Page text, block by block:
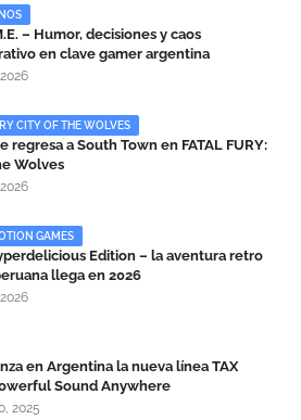
– Humor, decisiones y caos
en clave gamer argentina
CITY OF THE WOLVES
regresa a South Town en FATAL FURY:
Wolves
GAMES
Edition – la aventura retro
llega en 2026
en Argentina la nueva línea TAX
Sound Anywhere
2025